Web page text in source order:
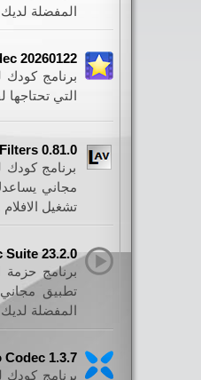
المفضلة
20260122
برنامج كودك
التي
0.81.0
برنامج كودك
مجاني
تشغيل الافلام
Suite 23.2.0
برنامج
تطبيق
المفضلة
Codec 1.3.7